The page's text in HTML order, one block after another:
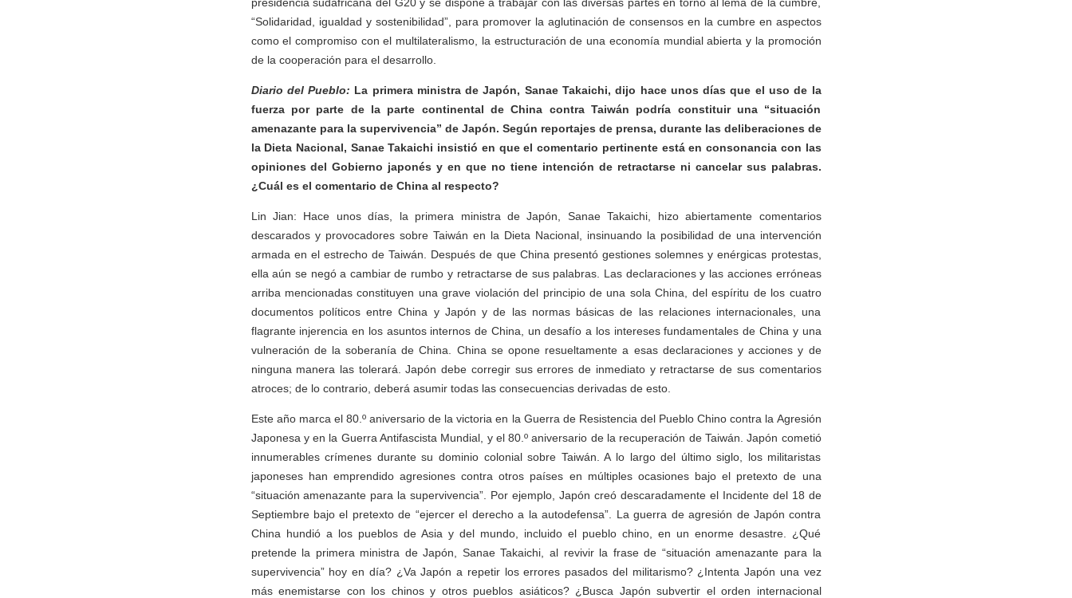
“Solidaridad, igualdad y sostenibilidad”, para promover la aglutinación de consensos en la cumbre en aspectos
como el compromiso con el multilateralismo, la estructuración de una economía mundial abierta y la promoción
de la cooperación para el desarrollo.
Diario del Pueblo: La primera ministra de Japón, Sanae Takaichi, dijo hace unos días que el uso de la
fuerza por parte de la parte continental de China contra Taiwán podría constituir una “situación
amenazante para la supervivencia” de Japón. Según reportajes de prensa, durante las deliberaciones de
la Dieta Nacional, Sanae Takaichi insistió en que el comentario pertinente está en consonancia con las
opiniones del Gobierno japonés y en que no tiene intención de retractarse ni cancelar sus palabras.
¿Cuál es el comentario de China al respecto?
Lin Jian: Hace unos días, la primera ministra de Japón, Sanae Takaichi, hizo abiertamente comentarios
descarados y provocadores sobre Taiwán en la Dieta Nacional, insinuando la posibilidad de una intervención
armada en el estrecho de Taiwán. Después de que China presentó gestiones solemnes y enérgicas protestas,
ella aún se negó a cambiar de rumbo y retractarse de sus palabras. Las declaraciones y las acciones erróneas
arriba mencionadas constituyen una grave violación del principio de una sola China, del espíritu de los cuatro
documentos políticos entre China y Japón y de las normas básicas de las relaciones internacionales, una
flagrante injerencia en los asuntos internos de China, un desafío a los intereses fundamentales de China y una
vulneración de la soberanía de China. China se opone resueltamente a esas declaraciones y acciones y de
ninguna manera las tolerará. Japón debe corregir sus errores de inmediato y retractarse de sus comentarios
atroces; de lo contrario, deberá asumir todas las consecuencias derivadas de esto.
Este año marca el 80.º aniversario de la victoria en la Guerra de Resistencia del Pueblo Chino contra la Agresión
Japonesa y en la Guerra Antifascista Mundial, y el 80.º aniversario de la recuperación de Taiwán. Japón cometió
innumerables crímenes durante su dominio colonial sobre Taiwán. A lo largo del último siglo, los militaristas
japoneses han emprendido agresiones contra otros países en múltiples ocasiones bajo el pretexto de una
“situación amenazante para la supervivencia”. Por ejemplo, Japón creó descaradamente el Incidente del 18 de
Septiembre bajo el pretexto de “ejercer el derecho a la autodefensa”. La guerra de agresión de Japón contra
China hundió a los pueblos de Asia y del mundo, incluido el pueblo chino, en un enorme desastre. ¿Qué
pretende la primera ministra de Japón, Sanae Takaichi, al revivir la frase de “situación amenazante para la
supervivencia” hoy en día? ¿Va Japón a repetir los errores pasados del militarismo? ¿Intenta Japón una vez
más enemistarse con los chinos y otros pueblos asiáticos? ¿Busca Japón subvertir el orden internacional